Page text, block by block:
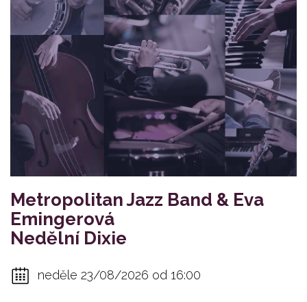
Metropolitan Jazz Band & Eva
Emingerová
Nedělní Dixie
neděle 23/08/2026 od 16:00